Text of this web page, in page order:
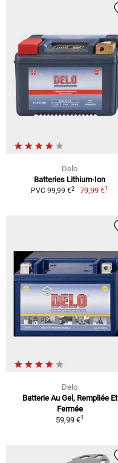
Delo
Batteries Lithium-Ion
PVC 99,99 €2 79,99 €1
Delo
Batterie Au Gel, Rempliée Et
Fermée
59,99 €1